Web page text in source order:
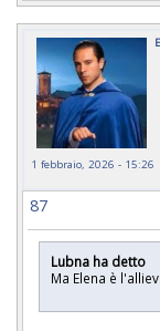
1 febbraio, 2026 - 15:26
87
Lubna ha detto
Ma Elena è